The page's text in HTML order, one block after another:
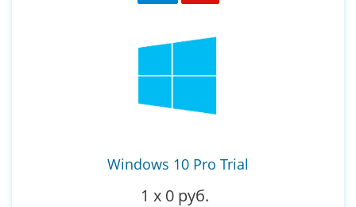
Windows 10 Pro Trial
1 x 0 руб.